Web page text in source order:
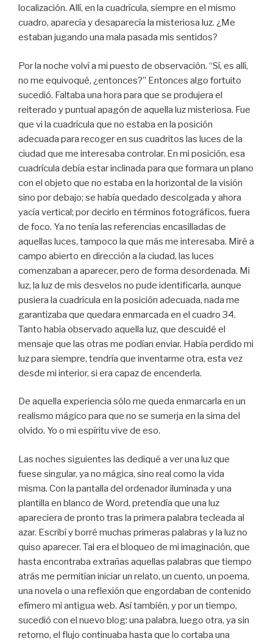
localización. Allí, en la cuadrícula, siempre en el mismo
cuadro, aparecía y desaparecía la misteriosa luz. ¿Me
estaban jugando una mala pasada mis sentidos?
Por la noche volví a mi puesto de observación. “Sí, es allí,
no me equivoqué, ¿entonces?” Entonces algo fortuito
sucedió. Faltaba una hora para que se produjera el
reiterado y puntual apagón de aquella luz misteriosa. Fue
que vi la cuadrícula que no estaba en la posición
adecuada para recoger en sus cuadritos las luces de la
ciudad que me interesaba controlar. En mi posición, esa
cuadrícula debía estar inclinada para que formara un plano
con el objeto que no estaba en la horizontal de la visión
sino por debajo; se había quedado descolgada y ahora
yacía vertical; por decirlo en términos fotográficos, fuera
de foco. Ya no tenía las referencias encasilladas de
aquellas luces, tampoco la que más me interesaba. Miré a
campo abierto en dirección a la ciudad, las luces
comenzaban a aparecer, pero de forma desordenada. Mi
luz, la luz de mis desvelos no pude identificarla, aunque
pusiera la cuadrícula en la posición adecuada, nada me
garantizaba que quedara enmarcada en el cuadro 34.
Tanto había observado aquella luz, que descuidé el
mensaje que las otras me podían enviar. Había perdido mi
luz para siempre, tendría que inventarme otra, esta vez
desde mi interior, si era capaz de encenderla.
De aquella experiencia sólo me queda enmarcarla en un
realismo mágico para que no se sumerja en la sima del
olvido. Yo o mi espíritu vive de eso.
Las noches siguientes las dediqué a ver una luz que
fuese singular, ya no mágica, sino real como la vida
misma. Con la pantalla del ordenador iluminada y una
plantilla en blanco de Word, pretendía que una luz
apareciera de pronto tras la primera palabra tecleada al
azar. Escribí y borré muchas primeras palabras y la luz no
quiso aparecer. Tal era el bloqueo de mi imaginación, que
hasta encontraba extrañas aquellas palabras que tiempo
atrás me permitían iniciar un relato, un cuento, un poema,
una novela o una reflexión que engordaban de contenido
efímero mi antigua web. Así también, y por un tiempo,
sucedió con el nuevo blog: una palabra, luego otra, ya sin
retorno, el flujo continuaba hasta que lo cortaba una